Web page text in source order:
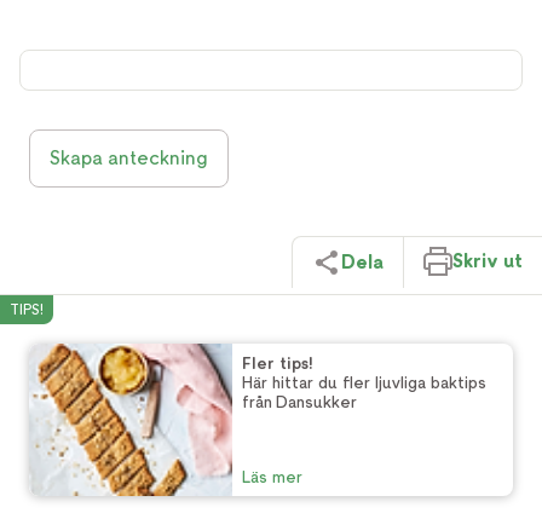
Skapa anteckning
Dela Skriv ut
TIPS!
Fler tips!
Här hittar du fler ljuvliga baktips
från Dansukker
Läs mer